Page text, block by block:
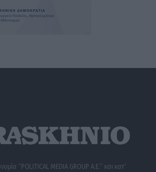
“POLITICAL MEDIA GROUP A.E.” και κατ’